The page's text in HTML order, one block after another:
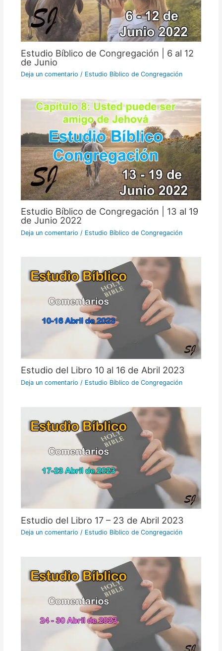
Estudio Bíblico de Congregación | 6 al 12
de Junio
Deja un comentario / Estudio Bíblico de Congregación
Estudio Bíblico de Congregación | 13 al 19
de Junio 2022
Deja un comentario / Estudio Bíblico de Congregación
Estudio del Libro 10 al 16 de Abril 2023
Deja un comentario / Estudio Bíblico de Congregación
Estudio del Libro 17 – 23 de Abril 2023
Deja un comentario / Estudio Bíblico de Congregación